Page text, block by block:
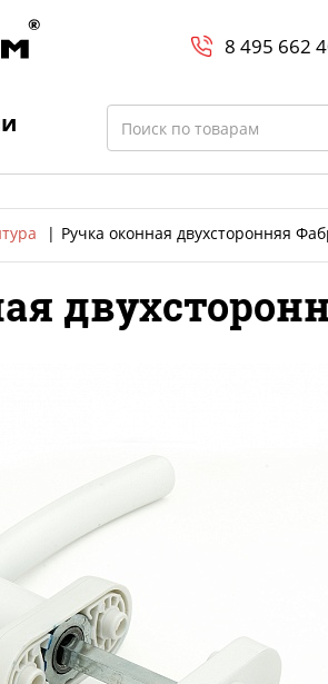
продукции 8 800-700-23-35
8 495 662
Search
Ручка оконная двухсторонняя